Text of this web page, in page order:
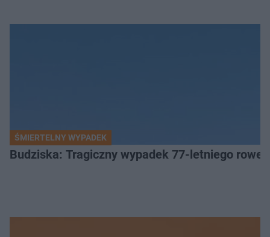
ŚMIERTELNY WYPADEK
Budziska: Tragiczny wypadek 77-letniego